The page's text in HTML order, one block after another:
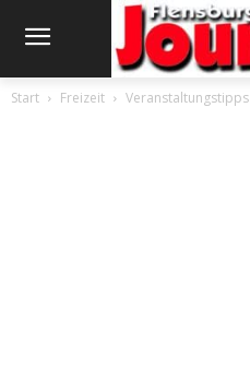
Start Freizeit Veranstaltungstipps